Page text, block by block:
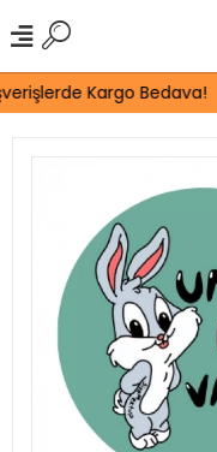
Kargo Bedava!